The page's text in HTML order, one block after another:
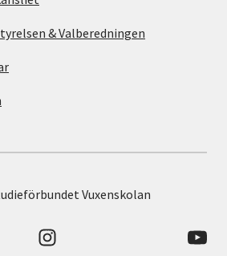
& Valberedningen
Vuxenskolan